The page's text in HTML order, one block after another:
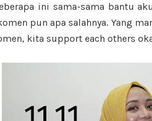
ini sama-sama bantu
pun apa salahnya. Yang
kita support each others